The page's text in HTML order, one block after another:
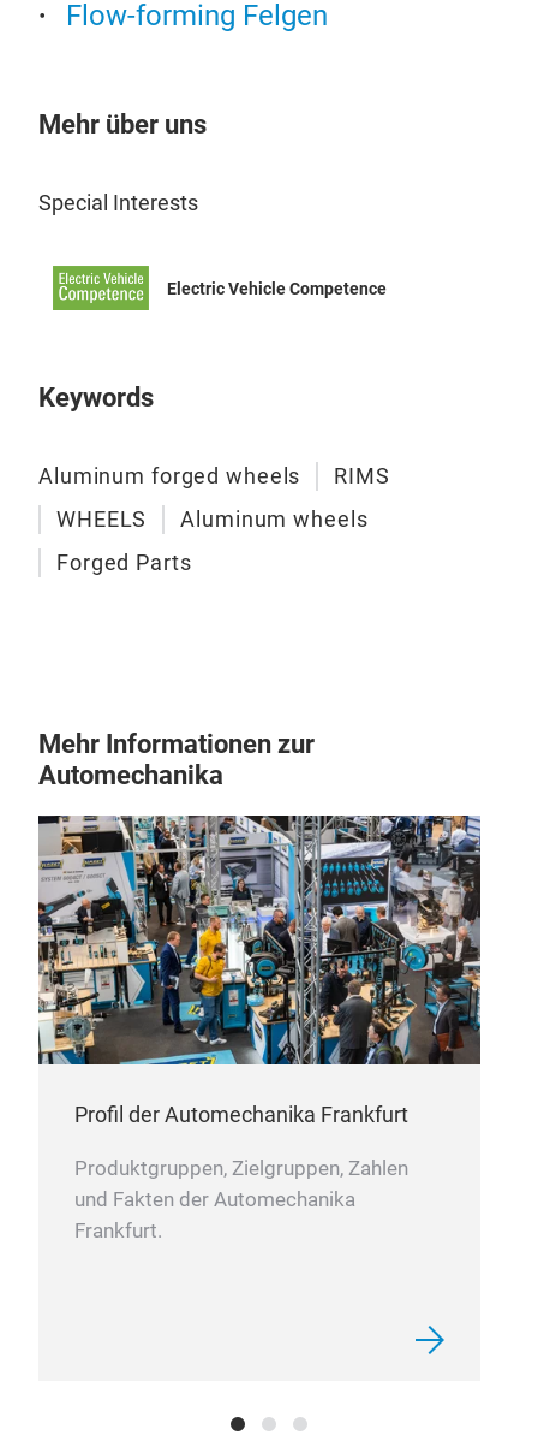
Flow-forming Felgen
Mehr über uns
Special Interests
Electric Vehicle Competence
Keywords
Aluminum forged wheels
RIMS
WHEELS
Aluminum wheels
Forged Parts
Mehr Informationen zur
Automechanika
Profil der Automechanika Frankfurt
Produktgruppen, Zielgruppen, Zahlen
und Fakten der Automechanika
Frankfurt.